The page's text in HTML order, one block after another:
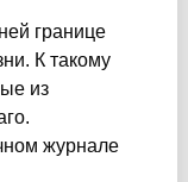
границе
К такому
из
журнале